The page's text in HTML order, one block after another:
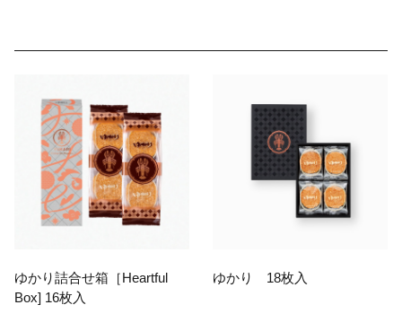
ゆかり詰合せ箱［Heartful
Box] 16枚入
ゆかり 18枚入